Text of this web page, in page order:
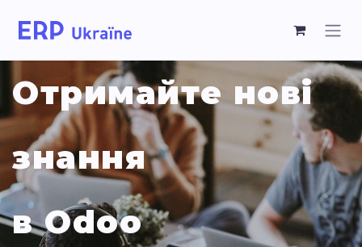
Отримайте нові
знання
в Odoo